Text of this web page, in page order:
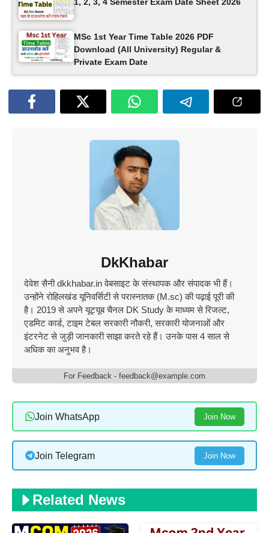
MSc 1st Year Time Table 2026 PDF
Download (All University) Regular &
Private Exam Date
DkKhabar
देवेश सैनी dkkhabar.in वेबसाइट के संस्थापक और संपादक भी हैं।
उन्होंने रोहिलखंड यूनिवर्सिटी से परास्नातक (M.sc) की पढ़ाई पूरी की
है। 2019 से अपने यूट्यूब चैनल DK Study के माध्यम से रिजल्ट,
एडमिट कार्ड, टाइम टेबल सरकारी नौकरी, सरकारी योजनाओं और
इंटरनेट से जुड़ी जानकारी साझा करते रहे हैं। उनके पास 4 साल से
अधिक का अनुभव है।
For Feedback - feedback@example.com
Join WhatsApp Join Now
Join Telegram Join Now
Related News